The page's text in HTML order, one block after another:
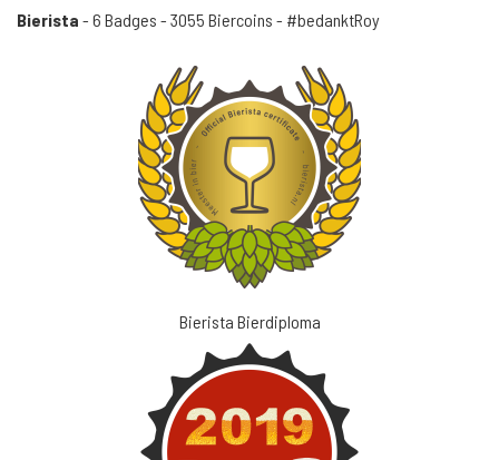
Bierista - 6 Badges - 3055 Biercoins - #bedanktRoy
Bierista Bierdiploma